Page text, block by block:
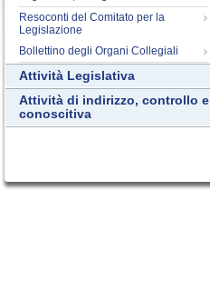
Resoconti del Comitato per la
Legislazione
Bollettino degli Organi Collegiali
Attività Legislativa
Attività di indirizzo, controllo e
conoscitiva